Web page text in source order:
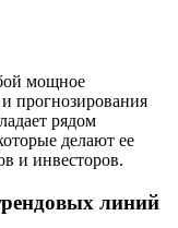
мощное
прогнозирования
рядом
делают ее
и инвесторов.
линий